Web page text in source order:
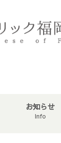
お知らせ
Info